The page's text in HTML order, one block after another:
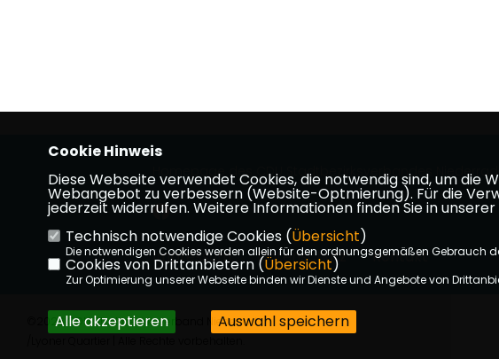
Homepage des CDU Stadtbezirksverbandes Niederrad
Impressum Datenschutz Kontakt
©2026 CDU Stadtbezirksverband Niederrad
Cookie Hinweis
Diese Webseite verwendet Cookies, die notwendig sind, um die
Webangebot zu verbessern (Website-Optmierung). Für die
jederzeit widerrufen. Weitere Informationen finden Sie in unserer
Technisch notwendige Cookies (Übersicht)
Die notwendigen Cookies werden allein für den ordnungsgemäßen Gebrauch
Cookies von Drittanbietern (Übersicht)
Zur Optimierung unserer Webseite binden wir Dienste und Angebote von
Alle akzeptieren Auswahl speichern